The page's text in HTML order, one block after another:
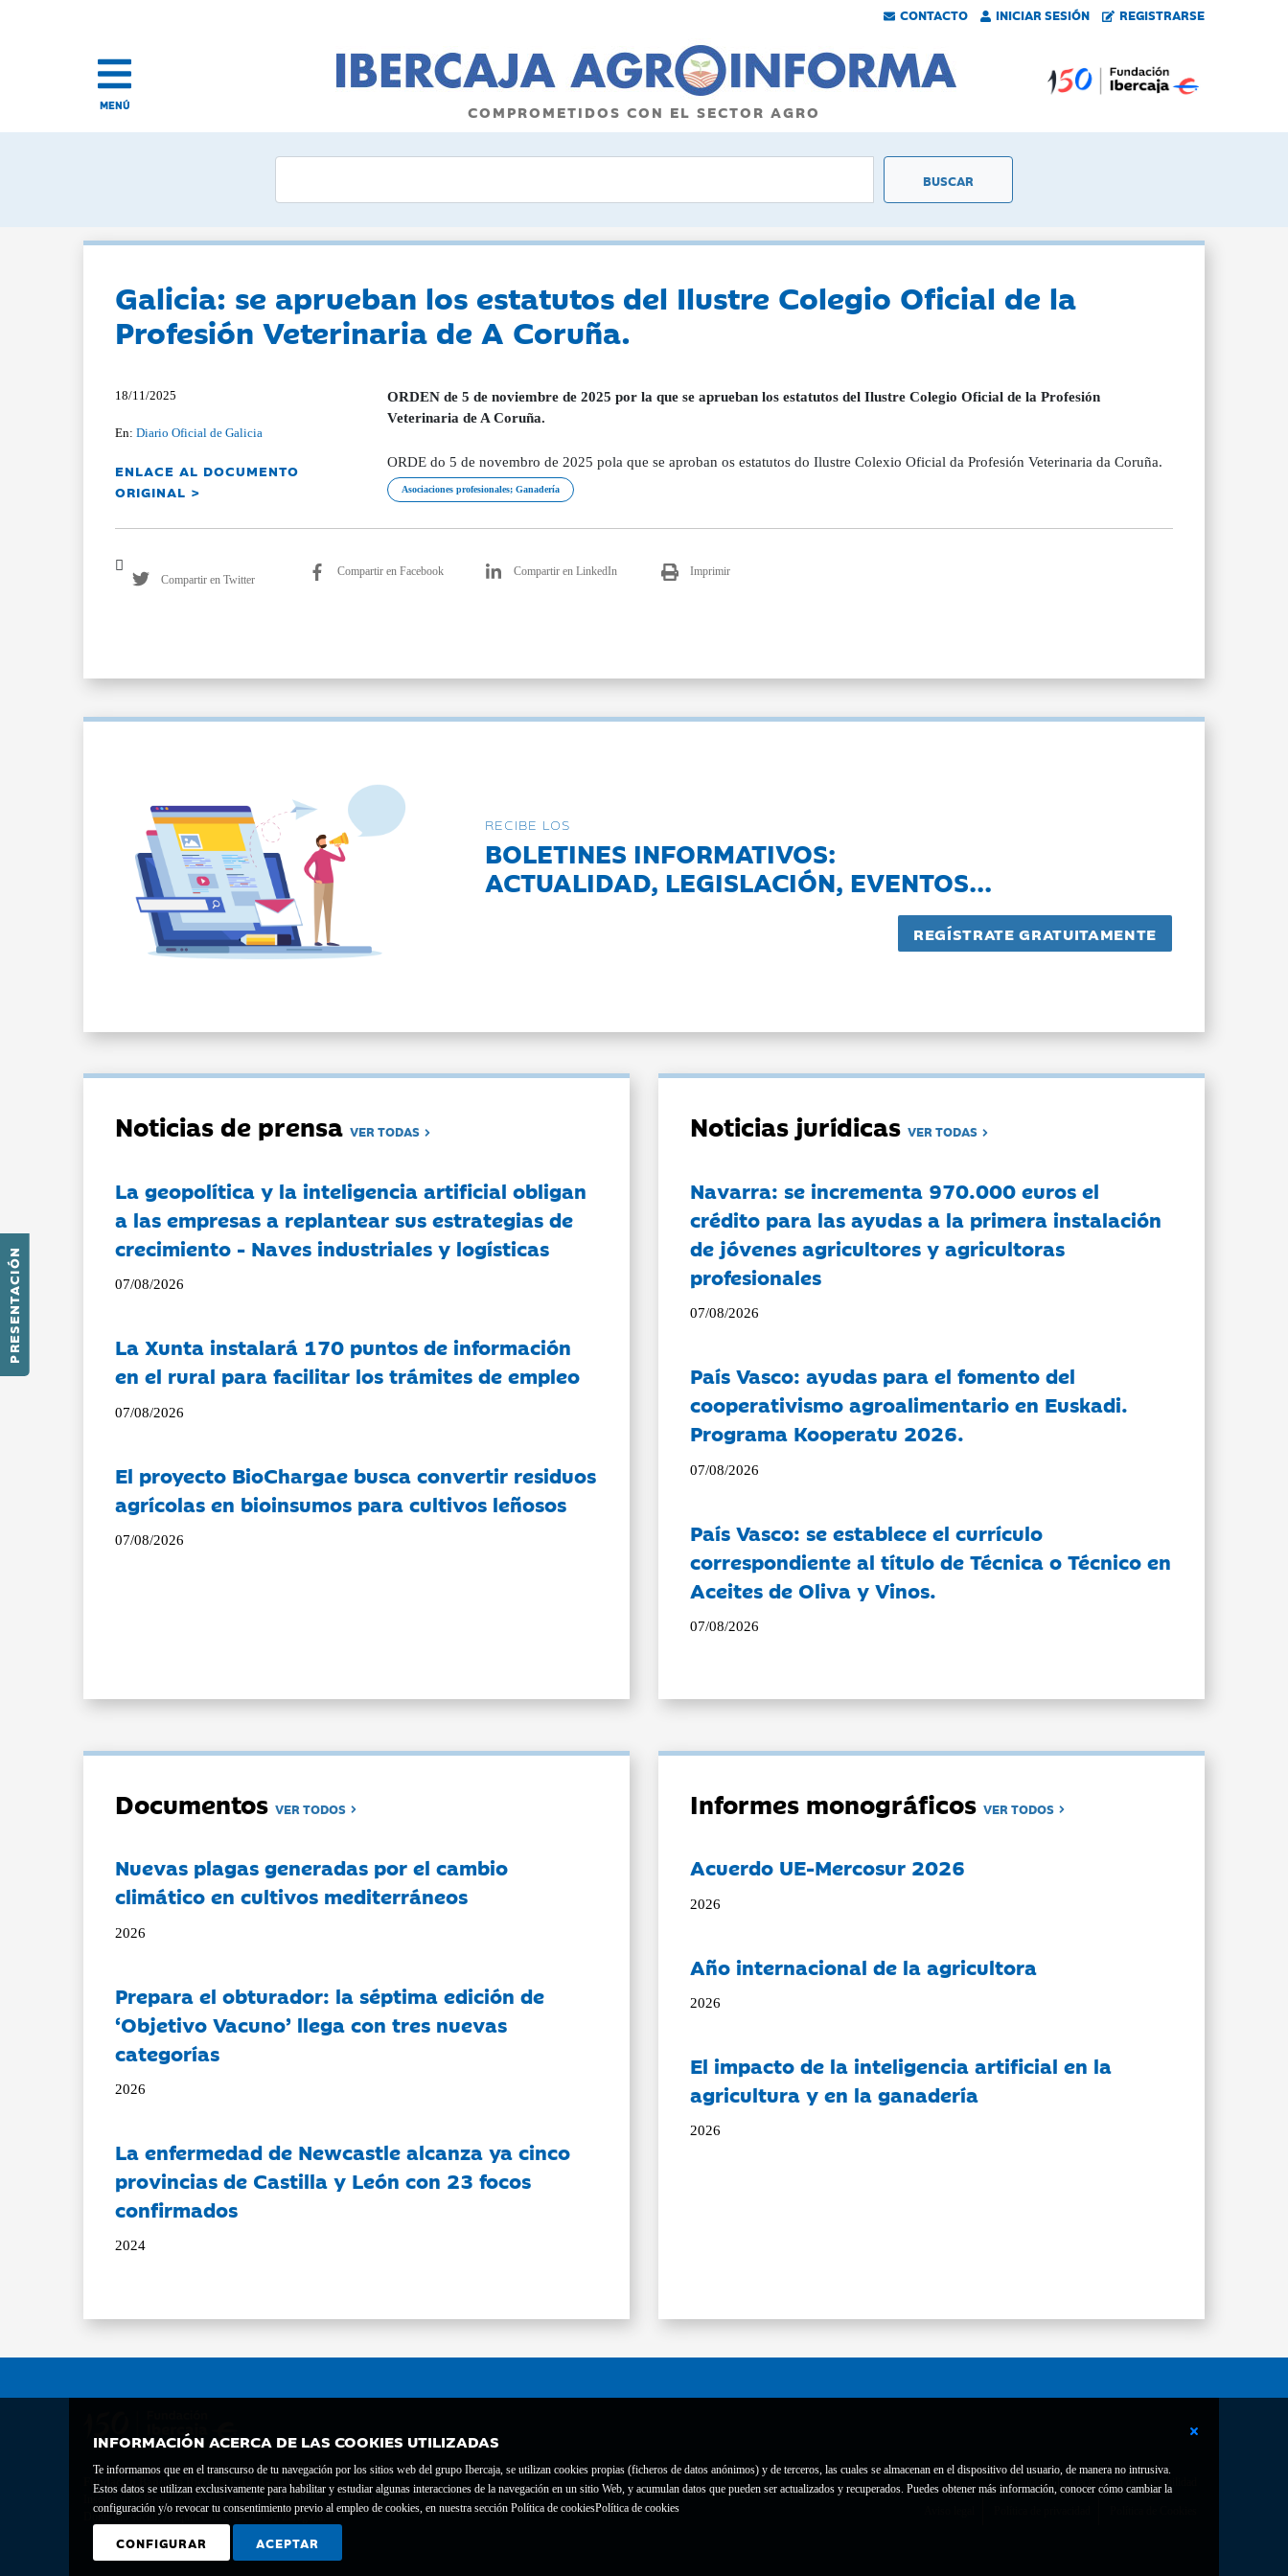
CONTACTO INICIAR SESIÓN REGISTRARSE
PRESENTACIÓN
MENÚ COMPROMETIDOS CON EL SECTOR AGRO
INFORMACIÓN ACERCA DE LAS COOKIES UTILIZADAS
Te informamos que en el transcurso de tu navegación por los sitios web del grupo Ibercaja, se utilizan cookies propias (ficheros de datos anónimos) y de terceros, las cuales se almacenan en el dispositivo del usuario, de manera no intrusiva.
Estos datos se utilizan exclusivamente para habilitar y estudiar algunas interacciones de la navegación en un sitio Web, y acumulan datos que pueden ser actualizados y recuperados. Puedes obtener más información, conocer cómo cambiar la
configuración y/o revocar tu consentimiento previo al empleo de cookies, en nuestra sección Política de cookiesPolítica de cookies
CONFIGURAR ACEPTAR
Galicia: se aprueban los estatutos del Ilustre Colegio Oficial de la
Profesión Veterinaria de A Coruña.
18/11/2025
En:Diario Oficial de Galicia
ENLACE AL DOCUMENTO
ORIGINAL >
ORDEN de 5 de noviembre de 2025 por la que se aprueban los estatutos del Ilustre Colegio Oficial de la Profesión
Veterinaria de A Coruña.
ORDE do 5 de novembro de 2025 pola que se aproban os estatutos do Ilustre Colexio Oficial da Profesión Veterinaria da Coruña.
Asociaciones profesionales; Ganadería
Compartir en Twitter
Compartir en Facebook Compartir en LinkedIn Imprimir
RECIBE LOS
BOLETINES INFORMATIVOS:
ACTUALIDAD, LEGISLACIÓN, EVENTOS...
Noticias de prensaVER TODAS
La geopolítica y la inteligencia artificial obligan
a las empresas a replantear sus estrategias de
crecimiento - Naves industriales y logísticas
07/08/2026
La Xunta instalará 170 puntos de información
en el rural para facilitar los trámites de empleo
07/08/2026
El proyecto BioChargae busca convertir residuos
agrícolas en bioinsumos para cultivos leñosos
07/08/2026
Noticias jurídicasVER TODAS
Navarra: se incrementa 970.000 euros el
crédito para las ayudas a la primera instalación
de jóvenes agricultores y agricultoras
profesionales
07/08/2026
País Vasco: ayudas para el fomento del
cooperativismo agroalimentario en Euskadi.
Programa Kooperatu 2026.
07/08/2026
País Vasco: se establece el currículo
correspondiente al título de Técnica o Técnico en
Aceites de Oliva y Vinos.
07/08/2026
DocumentosVER TODOS
Nuevas plagas generadas por el cambio
climático en cultivos mediterráneos
2026
Prepara el obturador: la séptima edición de
‘Objetivo Vacuno’ llega con tres nuevas
categorías
2026
La enfermedad de Newcastle alcanza ya cinco
provincias de Castilla y León con 23 focos
confirmados
2024
Informes monográficosVER TODOS
Acuerdo UE-Mercosur 2026
2026
Año internacional de la agricultora
2026
El impacto de la inteligencia artificial en la
agricultura y en la ganadería
2026
Fundación Bancaria Ibercaja C.I.F. G-50000652.
Inscrita en el Registro de Fundaciones del Mº de Educación, Cultura y Deporte con el nº 1689.
Domicilio social: Joaquín Costa, 13. 50001 Zaragoza.
Contacto Declaración de accesibilidad